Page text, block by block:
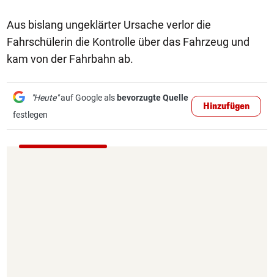
Aus bislang ungeklärter Ursache verlor die
Fahrschülerin die Kontrolle über das Fahrzeug und
kam von der Fahrbahn ab.
"Heute"auf Google als bevorzugte Quelle
festlegen
Hinzufügen